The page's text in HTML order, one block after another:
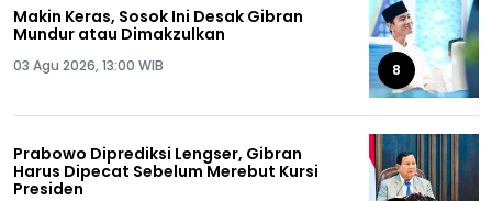
Makin Keras, Sosok Ini Desak Gibran
Mundur atau Dimakzulkan
03 Agu 2026, 13:00 WIB 8
Prabowo Diprediksi Lengser, Gibran
Harus Dipecat Sebelum Merebut Kursi
Presiden